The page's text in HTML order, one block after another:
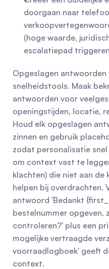
doorgaan naar
(hoge waarde,
escalatiepad
Opgeslagen
snelheidstools. Maak
antwoorden voor
openingstijden, locatie,
Houd elk opgeslagen
zinnen en gebruik
zodat personalisatie
om context vast te
klachten) die niet aan
helpen bij overdrachten.
antwoord 'Bedankt
bestelnummer opgeven,
controleren?' plus een
mogelijke vertraagde
voorraadlogboek' geeft
context.